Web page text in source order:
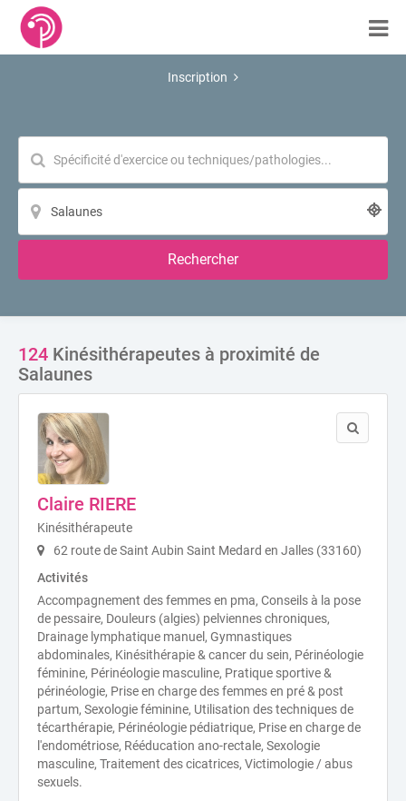
Inscription
Rechercher
124 Kinésithérapeutes à proximité de
Salaunes
Claire RIERE
Kinésithérapeute
62 route de Saint Aubin Saint Medard en Jalles (33160)
Activités
Accompagnement des femmes en pma, Conseils à la pose
de pessaire, Douleurs (algies) pelviennes chroniques,
Drainage lymphatique manuel, Gymnastiques
abdominales, Kinésithérapie & cancer du sein, Périnéologie
féminine, Périnéologie masculine, Pratique sportive &
périnéologie, Prise en charge des femmes en pré & post
partum, Sexologie féminine, Utilisation des techniques de
técarthérapie, Périnéologie pédiatrique, Prise en charge de
l'endométriose, Rééducation ano-rectale, Sexologie
masculine, Traitement des cicatrices, Victimologie / abus
sexuels.